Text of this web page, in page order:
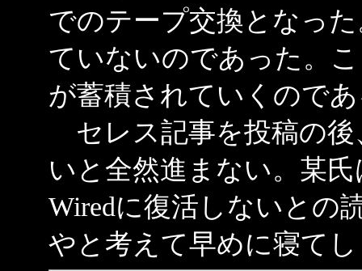
でのテープ交換となっ
ていないのであった。
が蓄積されていくので
セレス記事を投稿の後
いと全然進まない。某
Wiredに復活しないとの
やと考えて早めに寝て